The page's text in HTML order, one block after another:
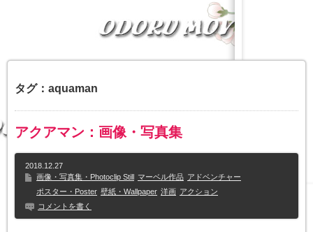
タグ：aquaman
アクアマン：画像・写真集
2018.12.27
画像・写真集・Photoclip Still
マーベル作品 アドベンチャー
ポスター・Poster 壁紙・Wallpaper 洋画 アクション
コメントを書く